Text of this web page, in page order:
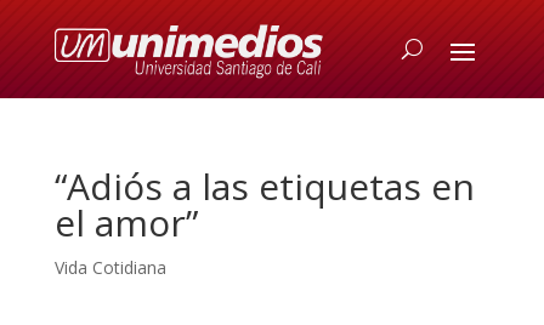
“Adiós a las etiquetas en
el amor”
Vida Cotidiana